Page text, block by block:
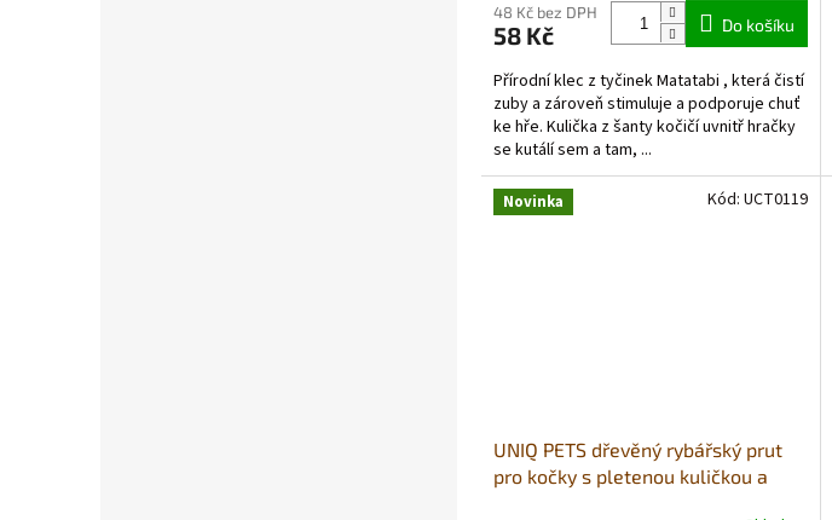
48 Kč bez DPH
58 Kč Do košíku
Přírodní klec z tyčinek Matatabi , která čistí
zuby a zároveň stimuluje a podporuje chuť
ke hře. Kulička z šanty kočičí uvnitř hračky
se kutálí sem a tam, ...
Novinka
UNIQ PETS dřevěný rybářský prut
pro kočky s pletenou kuličkou a
Kód: UCT0119